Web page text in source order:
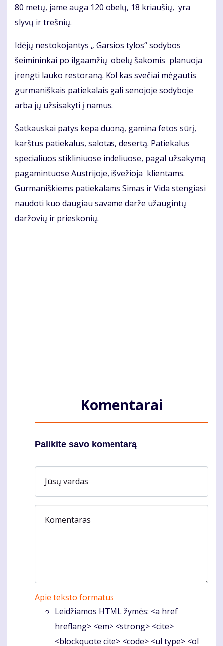
80 metų, jame auga 120 obelų, 18 kriaušių, yra
slyvų ir trešnių.
Idėjų nestokojantys „ Garsios tylos“ sodybos
šeimininkai po ilgaamžių obelų šakomis planuoja
įrengti lauko restoraną. Kol kas svečiai mėgautis
gurmaniškais patiekalais gali senojoje sodyboje
arba jų užsisakyti į namus.
Šatkauskai patys kepa duoną, gamina fetos sūrį,
karštus patiekalus, salotas, desertą. Patiekalus
specialiuos stikliniuose indeliuose, pagal užsakymą
pagamintuose Austrijoje, išvežioja klientams.
Gurmaniškiems patiekalams Simas ir Vida stengiasi
naudoti kuo daugiau savame darže užaugintų
daržovių ir prieskonių.
Komentarai
Palikite savo komentarą
Jūsų vardas
Komentaras
Apie teksto formatus
Leidžiamos HTML žymės: <a href
hreflang> <em> <strong> <cite>
<blockquote cite> <code> <ul type> <ol